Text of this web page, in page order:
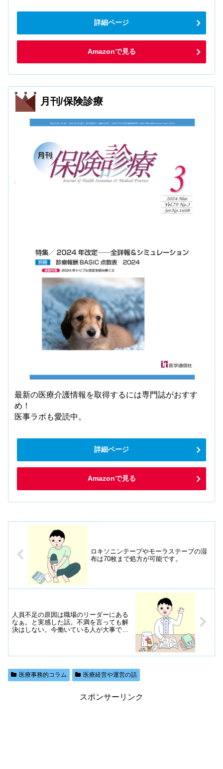
詳細ページ
Amazonで見る
月刊/保険診療
最新の医療介護情報を取得するには専門誌がおすす
め！
医事ラボも愛読中。
詳細ページ
Amazonで見る
ロキソニンテープやモーラステープの湿
布は70枚まで処方が可能です。
人員不足の原因は職場のリーダーにある
なぁ。と実感した話。不満を言っても解
決はしない。今働いている人が大事でし
医療事務的コラム 医療経営や運営の話
スポンサーリンク